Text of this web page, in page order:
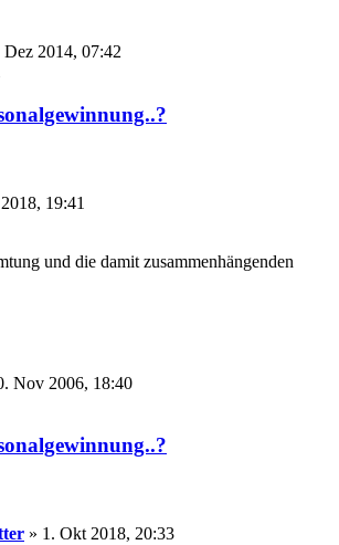
Dez 2014, 07:42
19:41
und die damit zusammenhängenden
Nov 2006, 18:40
» 1. Okt 2018, 20:33